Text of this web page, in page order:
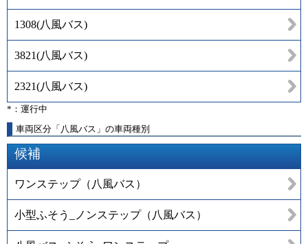
1308(八風バス)
3821(八風バス)
2321(八風バス)
*：運行中
車両区分「八風バス」の車両種別
候補
ワンステップ（八風バス）
小型ふそう_ノンステップ（八風バス）